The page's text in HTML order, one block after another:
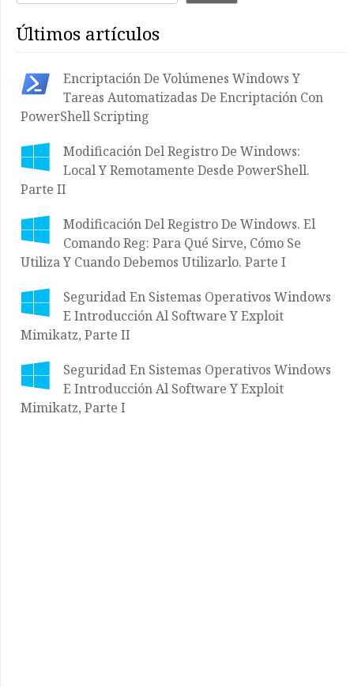
últimos artículos
Encriptación De Volúmenes Windows Y
Tareas Automatizadas De Encriptación Con
PowerShell Scripting
Modificación Del Registro De Windows:
Local Y Remotamente Desde PowerShell.
Parte II
Modificación Del Registro De Windows. El
Comando Reg: Para Qué Sirve, Cómo Se
Utiliza Y Cuando Debemos Utilizarlo. Parte I
Seguridad En Sistemas Operativos Windows
E Introducción Al Software Y Exploit
Mimikatz, Parte II
Seguridad En Sistemas Operativos Windows
E Introducción Al Software Y Exploit
Mimikatz, Parte I